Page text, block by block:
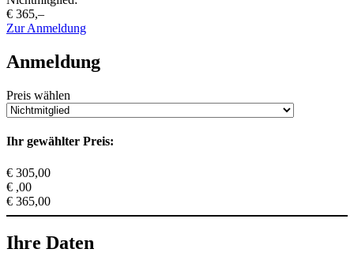
€ 365,–
Zur Anmeldung
Anmeldung
Preis wählen
Ihr gewählter Preis:
€ 305,00
€ ,00
€ 365,00
Ihre Daten